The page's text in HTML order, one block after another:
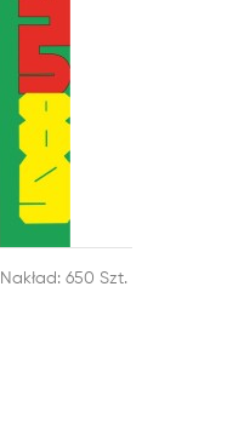
PODGLĄD650 Szt.